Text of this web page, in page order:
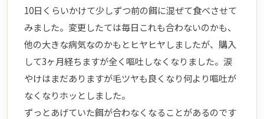
10日くらいかけて少しずつ前の餌に混ぜて食べさせて
みました。変更したては毎日これも合わないのかも、
他の大きな病気なのかもとヒヤヒヤしましたが、購入
して3ヶ月経ちますが全く嘔吐しなくなりました。涙
やけはまだありますが毛ツヤも良くなり何より嘔吐が
なくなりホッとしました。
ずっとあげていた餌が合わなくなることがあるのです